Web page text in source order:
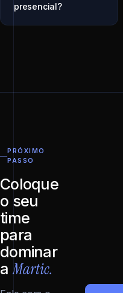
presencial?
PRÓXIMO
PASSO
Coloque
o seu
time
para
dominar
aMartic.